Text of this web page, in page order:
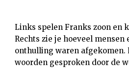
Links spelen Franks zoon en
Rechts zie je hoeveel
onthulling waren afgekomen.
woorden gesproken door de